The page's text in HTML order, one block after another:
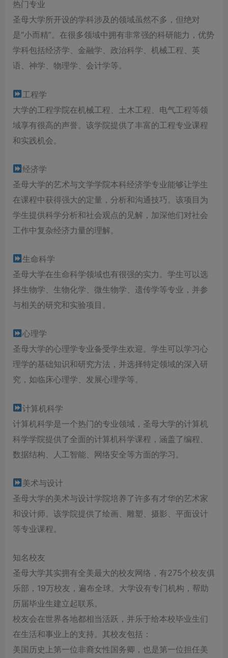
热门专业
圣母大学所开设的学科涉及的领域虽然不多，但绝对
是“小而精”。在很多领域中拥有非常强的科研能力，优势
学科包括经济学、金融学、政治科学、机械工程、英
语、神学、物理学、会计学等。
工程学
大学的工程学院在机械工程、土木工程、电气工程等领
域享有很高的声誉。该学院提供了丰富的工程专业课程
和实践机会。
经济学
圣母大学的艺术与文学学院本科经济学专业能够让学生
在课程中获得强大的定量，分析和沟通技巧。该项目为
学生提供科学分析和社会观点的见解，加深他们对社会
工作中复杂经济力量的理解。
生命科学
圣母大学在生命科学领域也有很强的实力。学生可以选
择生物学、生物化学、微生物学、遗传学等专业，并参
与相关的研究和实验项目。
心理学
圣母大学的心理学专业备受学生欢迎。学生可以学习心
理学的基础知识和研究方法，并选择特定领域的深入研
究，如临床心理学、发展心理学等。
计算机科学
计算机科学是一个热门的专业领域，圣母大学的计算机
科学学院提供了全面的计算机科学课程，涵盖了编程、
数据结构、人工智能、网络安全等方面的学习。
美术与设计
圣母大学的美术与设计学院培养了许多有才华的艺术家
和设计师。该学院提供了绘画、雕塑、摄影、平面设计
等专业课程。
知名校友
圣母大学其实拥有全美最大的校友网络，有275个校友俱
乐部，19万校友，遍布全球。大学设有专门机构，帮助
历届毕业生建立起联系。
校友会在世界各地都相当活跃，并乐于给本校毕业生们
在生活和事业上的支持。其校友包括：
美国历史上第一位非裔女性国务卿，也是第一位担任美